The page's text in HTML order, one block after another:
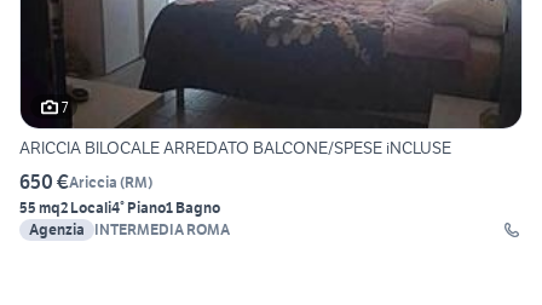
7
ARICCIA BILOCALE ARREDATO BALCONE/SPESE iNCLUSE
650 €Ariccia (RM)
55 mq2 Locali4° Piano1 Bagno
Agenzia
INTERMEDIA ROMA